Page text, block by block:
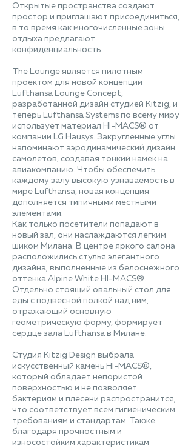
Открытые пространства создают
простор и приглашают присоединиться,
в то время как многочисленные зоны
отдыха предлагают
конфиденциальность.
The Lounge является пилотным
проектом для новой концепции
Lufthansa Lounge Concept,
разработанной дизайн студией Kitzig, и
теперь Lufthansa Systems по всему миру
использует материал HI-MACS® от
компании LG Hausys. Закругленные углы
напоминают аэродинамический дизайн
самолетов, создавая тонкий намек на
авиакомпанию. Чтобы обеспечить
каждому залу высокую узнаваемость в
мире Lufthansa, новая концепция
дополняется типичными местными
элементами.
Как только посетители попадают в
новый зал, они наслаждаются легким
шиком Милана. В центре яркого салона
расположились стулья элегантного
дизайна, выполненные из белоснежного
оттенка Alpine White HI-MACS®.
Отдельно стоящий овальный стол для
еды с подвесной полкой над ним,
отражающий основную
геометрическую форму, формирует
сердце зала Lufthansa в Милане.
Студия Kitzig Design выбрала
искусственный камень HI-MACS®,
который обладает непористой
поверхностью и не позволяет
бактериям и плесени распространится,
что соответствует всем гигиеническим
требованиям и стандартам. Также
благодаря прочностным и
износостойким характеристикам